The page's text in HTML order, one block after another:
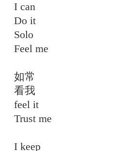
I can
Do it
Solo
Feel me
如常
看我
feel it
Trust me
I keep